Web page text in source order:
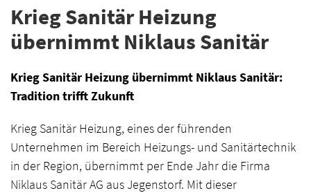
Krieg Sanitär Heizung
übernimmt Niklaus Sanitär
Krieg Sanitär Heizung übernimmt Niklaus Sanitär:
Tradition trifft Zukunft
Krieg Sanitär Heizung, eines der führenden
Unternehmen im Bereich Heizungs- und Sanitärtechnik
in der Region, übernimmt per Ende Jahr die Firma
Niklaus Sanitär AG aus Jegenstorf. Mit dieser